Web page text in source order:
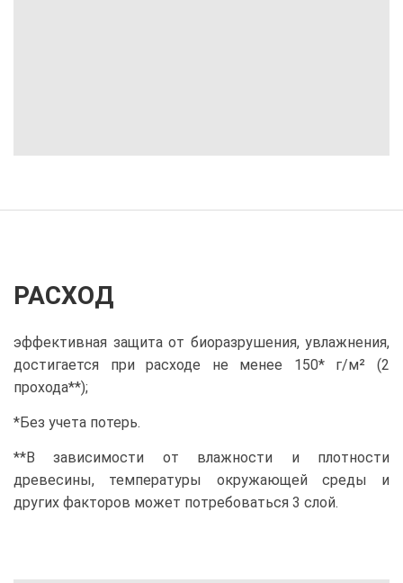
РАСХОД
эффективная защита от биоразрушения, увлажнения,
достигается при расходе не менее 150* г/м² (2
прохода**);
*Без учета потерь.
**В зависимости от влажности и плотности
древесины, температуры окружающей среды и
других факторов может потребоваться 3 слой.